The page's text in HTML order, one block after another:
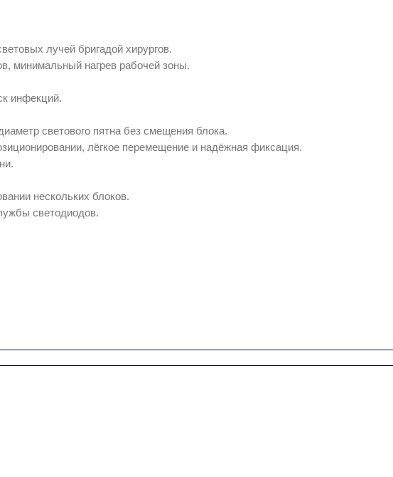
лучей бригадой хирургов.
минимальный нагрев рабочей зоны.
инфекций.
светового пятна без смещения блока.
лёгкое перемещение и надёжная фиксация.
нескольких блоков.
светодиодов.